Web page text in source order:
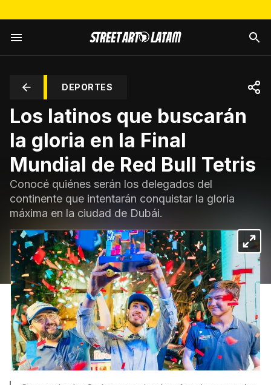
DEPORTES
Los latinos que buscarán
la gloria en la Final
Mundial de Red Bull Tetris
Conocé quiénes serán los delegados del
continente que intentarán conquistar la gloria
máxima en la ciudad de Dubái.